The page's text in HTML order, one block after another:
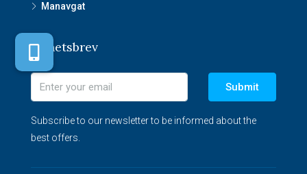
Manavgat
Nyhetsbrev
Submit
Subscribe to our newsletter to be informed about the
best offers.